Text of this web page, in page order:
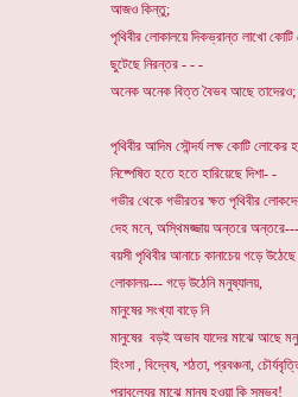
আজও কিন্তু;
পৃথিবীর লোকালয়ে দিকভ্রান্ত লাখো
ছুটেছে নিরন্তর - - -
অনেক অনেক বিত্ত বৈভব আছে তাদেরও;
পৃথিবীর আদিম সৌন্দর্য লক্ষ কোটি লোকের
নিষ্পেষিত হতে হতে হারিয়েছে দিশা- -
গভীর থেকে গভীরতর ক্ষত পৃথিবীর
দেহ মনে, অস্থিমজ্জায় অন্তরে
বয়সী পৃথিবীর আনাচে কানাচেয় গড়ে উঠেছে
লোকালয়--- গড়ে উঠেনি মনুষ্যালয়,
মানুষের সংখ্যা বাড়ে নি
মানুষের বড়ই অভাব যাদের মাঝে আছে
হিংসা , বিদ্বেষ, শঠতা, প্রবঞ্চনা,
প্রাবল্যের মাঝে মানুষ হওয়া কি সম্ভব!